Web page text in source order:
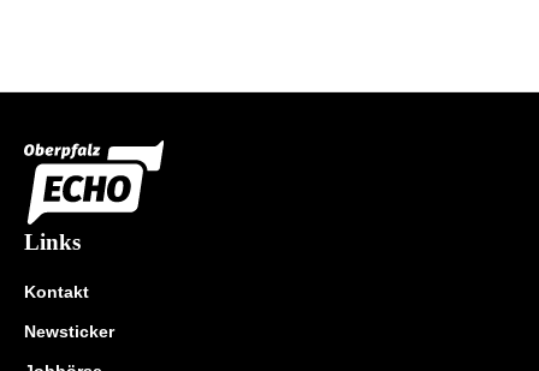
Links
Kontakt
Newsticker